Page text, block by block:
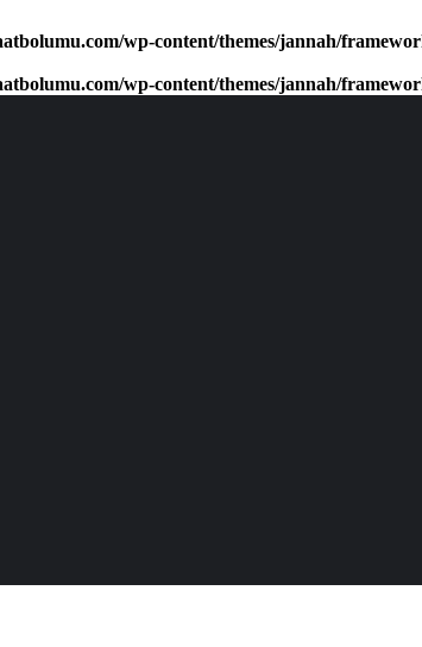
wp-content/themes/jannah/
wp-content/themes/jannah/